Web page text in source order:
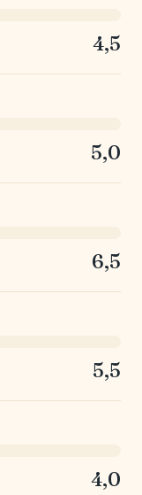
4,5
5,0
6,5
5,5
4,0